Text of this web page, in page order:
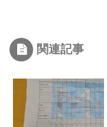
関連記事